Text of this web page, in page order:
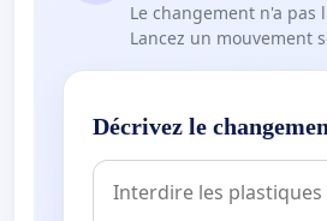
Le changement n'a
Lancez un mouvement
Décrivez le